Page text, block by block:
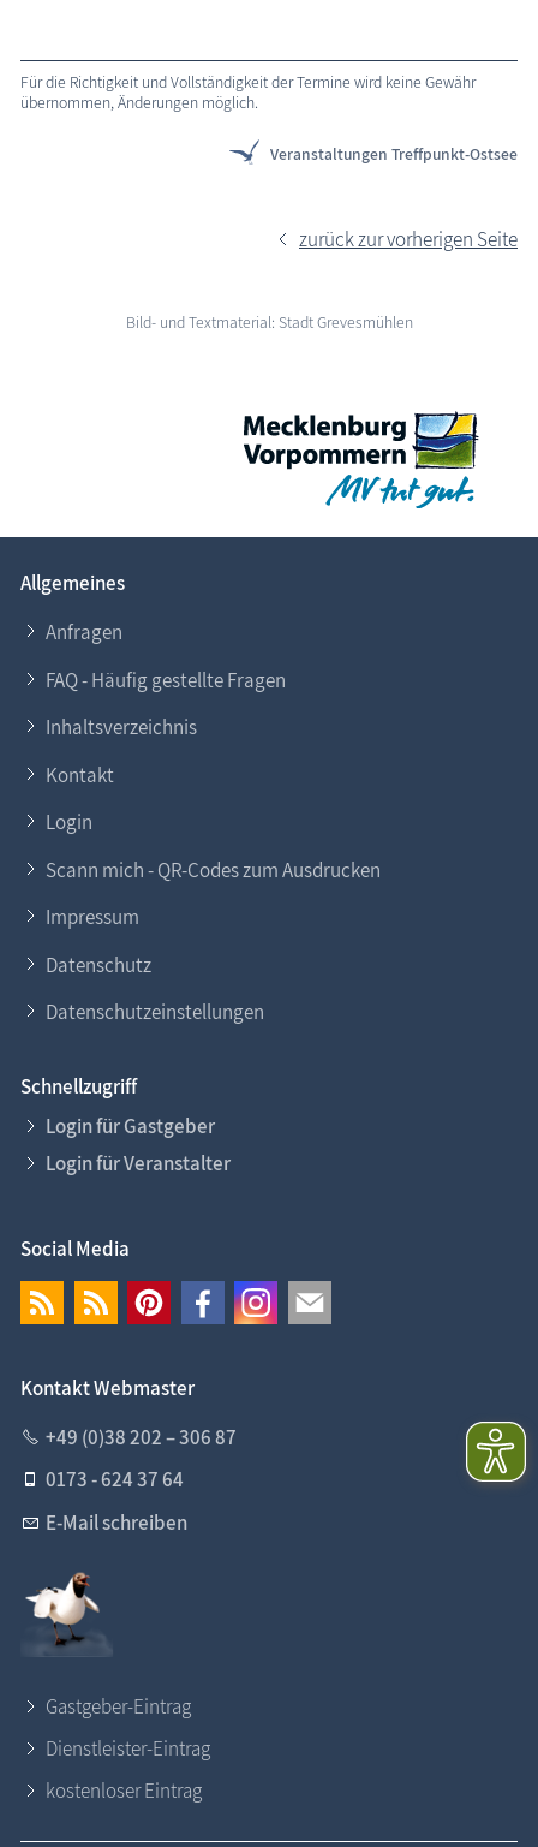
Für die Richtigkeit und Vollständigkeit der Termine wird keine Gewähr
übernommen, Änderungen möglich.
Veranstaltungen Treffpunkt-Ostsee
zurück zur vorherigen Seite
Bild- und Textmaterial: Stadt Grevesmühlen
Allgemeines
Anfragen
FAQ - Häufig gestellte Fragen
Inhaltsverzeichnis
Kontakt
Login
Scann mich - QR-Codes zum Ausdrucken
Impressum
Datenschutz
Datenschutzeinstellungen
Schnellzugriff
Login für Gastgeber
Login für Veranstalter
Social Media
Kontakt Webmaster
+49 (0)38 202 – 306 87
0173 - 624 37 64
E-Mail schreiben
Gastgeber-Eintrag
Dienstleister-Eintrag
kostenloser Eintrag